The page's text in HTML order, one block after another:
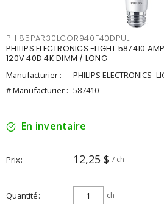
PHI85PAR30LCOR940F40DPUL
PHILIPS ELECTRONICS -LIGHT 587410
120V 40D 4K DIMM / LONG
Manufacturier :
PHILIPS ELECTRONICS -
# Manufacturier : 587410
En inventaire
Prix 12,25 $ / ch
Quantité ch